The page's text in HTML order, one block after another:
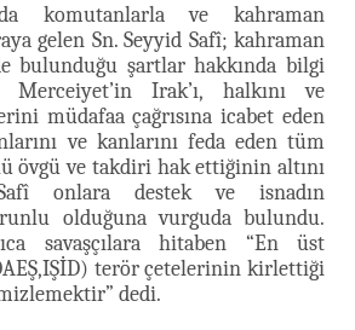
komutanlarla ve kahraman
gelen Sn. Seyyid Safî; kahraman
bulunduğu şartlar hakkında bilgi
Irak’ı, halkını ve
müdafaa çağrısına icabet eden
ve kanlarını feda eden tüm
övgü ve takdiri hak ettiğinin altını
onlara destek ve isnadın
olduğuna vurguda bulundu.
savaşçılara hitaben “En üst
terör çetelerinin kirlettiği
dedi.